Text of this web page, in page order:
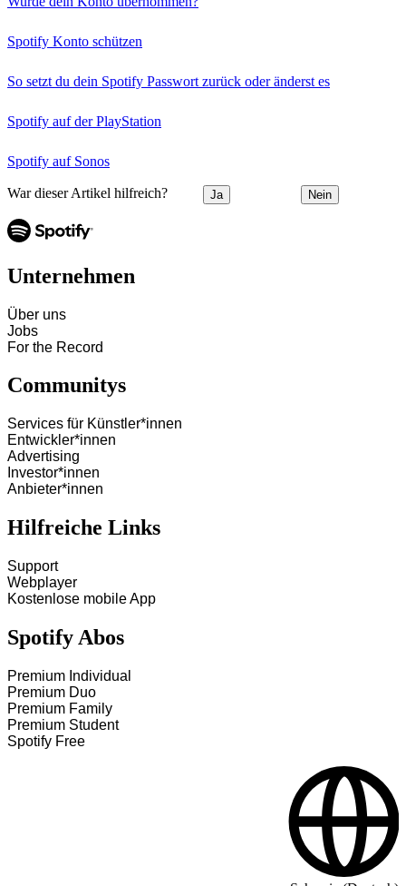
Spotify Konto schützen
So setzt du dein Spotify Passwort zurück oder änderst es
Spotify auf der PlayStation
Spotify auf Sonos
War dieser Artikel hilfreich? Ja Nein
Unternehmen
Über uns
Jobs
For the Record
Communitys
Services für Künstler*innen
Entwickler*innen
Advertising
Investor*innen
Anbieter*innen
Hilfreiche Links
Support
Webplayer
Kostenlose mobile App
Spotify Abos
Premium Individual
Premium Duo
Premium Family
Premium Student
Spotify Free